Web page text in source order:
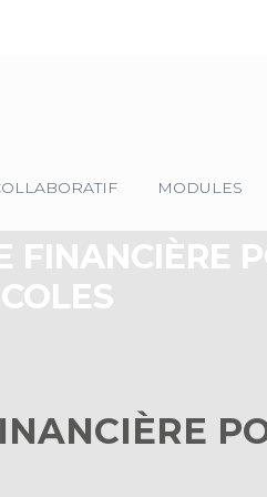
MODULES
FINANCIÈRE